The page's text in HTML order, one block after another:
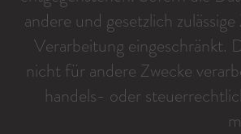
andere und gesetzlich
Verarbeitung eingeschränkt.
nicht für andere Zwecke
handels- oder